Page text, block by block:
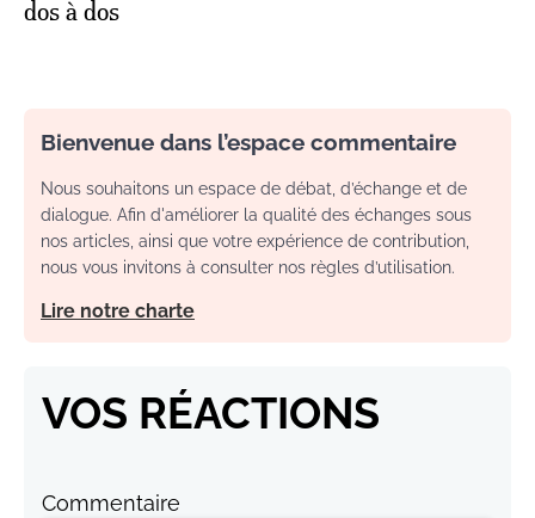
dos à dos
Bienvenue dans l’espace commentaire
Nous souhaitons un espace de débat, d’échange et de
dialogue. Afin d'améliorer la qualité des échanges sous
nos articles, ainsi que votre expérience de contribution,
nous vous invitons à consulter nos règles d’utilisation.
Lire notre charte
VOS RÉACTIONS
Commentaire